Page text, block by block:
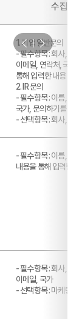
수집 항
1. 기업 일반문의
- 필수항목 : 회사, 직
이메일, 연락처, 국가,
통해 입력한 내용
2. IR 문의
- 필수항목 : 이름, 이
국가, 문의하기를 통
- 선택항목 : 회사, 직무
- 필수항목 : 이름, 이
내용을 통해 입력한
- 필수항목 : 회사, 직
이메일, 국가
- 선택항목 : 마케팅